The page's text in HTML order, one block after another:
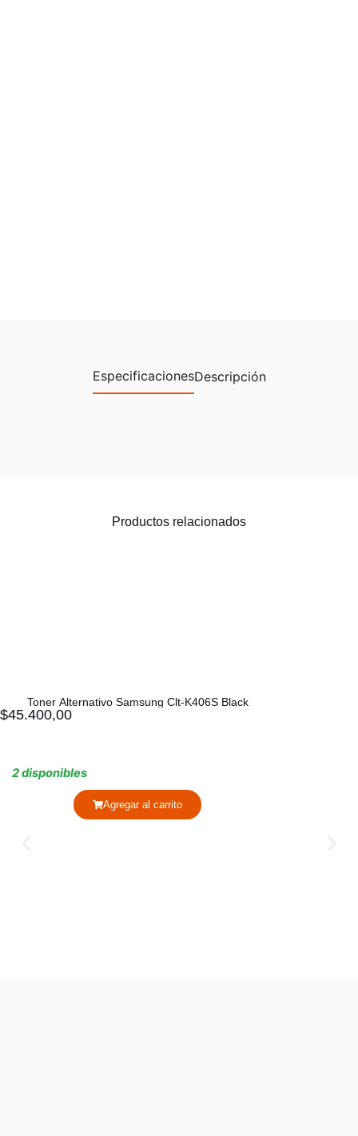
EspecificacionesDescripción
Productos relacionados
Toner Alternativo Samsung Clt-K406S Black
$45.400,00
2 disponibles
Agregar al carrito